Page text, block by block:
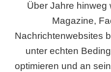
Über Jahre hinweg
Magazine,
Nachrichtenwebsites
unter echten
optimieren und an